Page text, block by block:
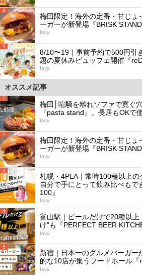
4
梅田限定！海外の定番・甘じょ
ーガーが新登場『BRISK STAND
favy
5
8/10〜19｜事前予約で500円引
題の夏休みビュッフェ開催『
favy
オススメ記事
1
梅田│喧騒を離れソファで寛ぐ
『pasta stand』。長居もOKで
favy
2
梅田限定！海外の定番・甘じょ
ーガーが新登場『BRISK STAND
favy
3
札幌・4PLA｜常時100種以上の
自分で手にとって飲み比べもで
100』
favy
4
富山駅｜ビールだけで20種以上
け”も『PERFECT BEER
favy
5
新宿｜日本一のグルメバーガー
的な10店が集うフードホール『
favy